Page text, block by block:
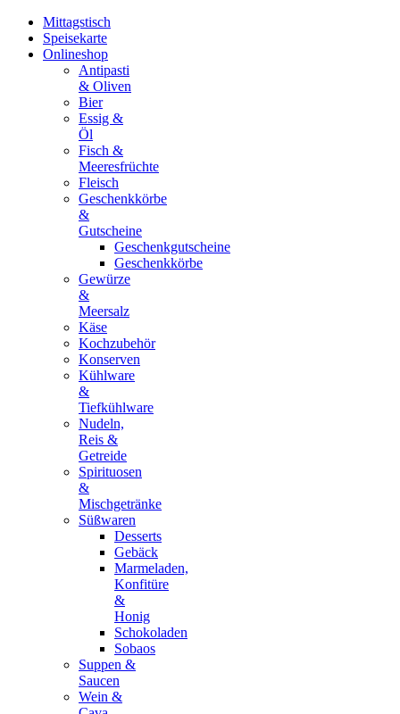
Mittagstisch
Speisekarte
Onlineshop
Antipasti
& Oliven
Bier
Essig &
Öl
Fisch &
Meeresfrüchte
Fleisch
Geschenkkörbe
&
Gutscheine
Geschenkgutscheine
Geschenkkörbe
Gewürze
&
Meersalz
Käse
Kochzubehör
Konserven
Kühlware
&
Tiefkühlware
Nudeln,
Reis &
Getreide
Spirituosen
&
Mischgetränke
Süßwaren
Desserts
Gebäck
Marmeladen,
Konfitüre
&
Honig
Schokoladen
Sobaos
Suppen &
Saucen
Wein &